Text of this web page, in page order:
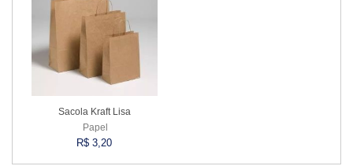
Sacola Kraft Lisa
Papel
R$ 3,20